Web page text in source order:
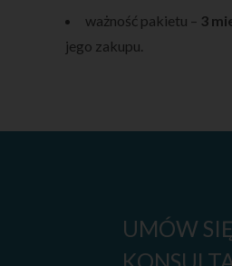
ważność pakietu – 3
jego zakupu.
UMÓW